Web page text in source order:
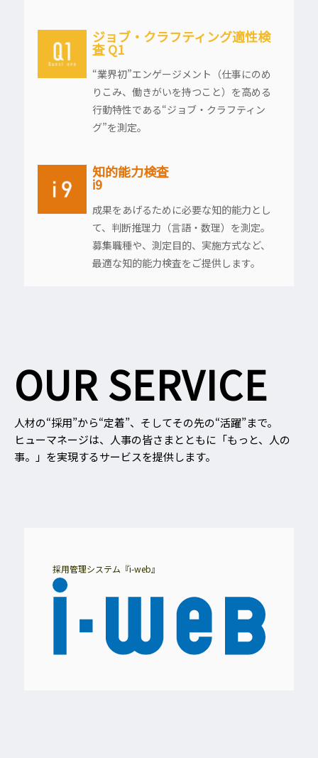
ジョブ・クラフティング適性検
査 Q1
“業界初”エンゲージメント（仕事にのめ
りこみ、働きがいを持つこと）を高める
行動特性である“ジョブ・クラフティン
グ”を測定。
知的能力検査
i9
成果をあげるために必要な知的能力とし
て、判断推理力（言語・数理）を測定。
募集職種や、測定目的、実施方式など、
最適な知的能力検査をご提供します。
OUR SERVICE
人材の“採用”から“定着”、そしてその先の“活躍”まで。
ヒューマネージは、人事の皆さまとともに「もっと、人の
事。」を実現するサービスを提供します。
採用管理システム『i-web』